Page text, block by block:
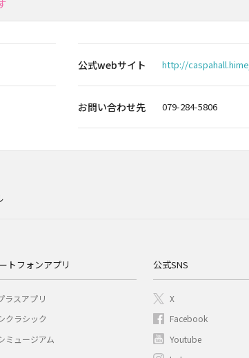
公式webサイト http://
お問い合わせ先 079-284-5806
トフォンアプリ
ラスアプリ
クラシック
ミュージアム
公式SNS
X
Facebook
Youtube